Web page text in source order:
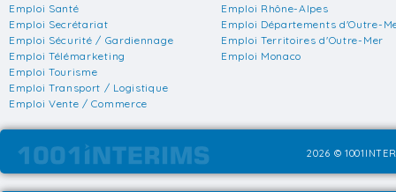
Emploi Santé
Emploi Secrétariat
Emploi Sécurité / Gardiennage
Emploi Télémarketing
Emploi Tourisme
Emploi Transport / Logistique
Emploi Vente / Commerce
Emploi Rhône-Alpes
Emploi Départements d'Outre-
Emploi Territoires d'Outre-Mer
Emploi Monaco
2026 ©